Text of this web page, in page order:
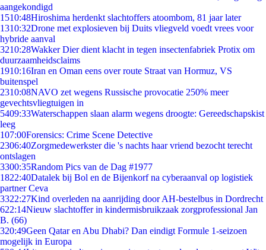
aangekondigd
1510:48Hiroshima herdenkt slachtoffers atoombom, 81 jaar later
1310:32Drone met explosieven bij Duits vliegveld voedt vrees voor
hybride aanval
3210:28Wakker Dier dient klacht in tegen insectenfabriek Protix om
duurzaamheidsclaims
1910:16Iran en Oman eens over route Straat van Hormuz, VS
buitenspel
2310:08NAVO zet wegens Russische provocatie 250% meer
gevechtsvliegtuigen in
5409:33Waterschappen slaan alarm wegens droogte: Gereedschapskist
leeg
107:00Forensics: Crime Scene Detective
2306:40Zorgmedewerkster die 's nachts haar vriend bezocht terecht
ontslagen
3300:35Random Pics van de Dag #1977
1822:40Datalek bij Bol en de Bijenkorf na cyberaanval op logistiek
partner Ceva
3322:27Kind overleden na aanrijding door AH-bestelbus in Dordrecht
622:14Nieuw slachtoffer in kindermisbruikzaak zorgprofessional Jan
B. (66)
320:49Geen Qatar en Abu Dhabi? Dan eindigt Formule 1-seizoen
mogelijk in Europa